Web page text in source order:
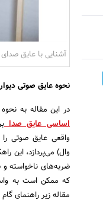
آشنایی با عایق
نحوه عایق صوتی دیوار
در این مقاله به
اساسی عایق صدا
واقعی عایق صوتی
وال) می‌پردازد، این
ضربه‌های ناخواسته
که ممکن است به
مقاله زیر راهنمای